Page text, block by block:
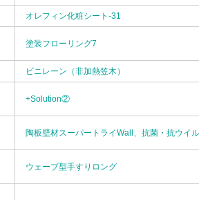
オレフィン化粧シート-31
塗装フローリング7
ビニレーン（非加熱笠木）
+Solution②
陶板壁材スーパートライWall、抗菌・抗ウイ
ウェーブ型手すりロング